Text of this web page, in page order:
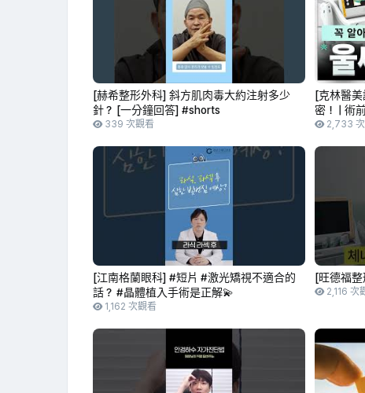
[赫希整形外科] 斜方肌肉毒大約注射多少
針？ [一分鐘回答] #shorts
339 次觀看
[克林醫
密！ | 術
肌膚彈性
2,733
[江南格蘭眼科] #短片 #激光矯視不適合的
話？ #晶體植入手術是正解💫
1,162 次觀看
[旺德福
2,116 次